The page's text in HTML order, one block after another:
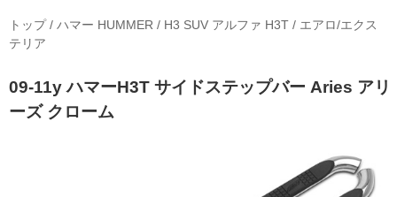
トップ/ ハマー HUMMER / H3 SUV アルファ H3T / エアロ/エクス
テリア
09-11y ハマーH3T サイドステップバー Aries アリ
ーズ クローム